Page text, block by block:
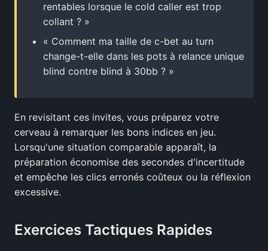
rentables lorsque le cold caller est trop
collant ? »
« Comment ma taille de c-bet au turn
change-t-elle dans les pots à relance unique
blind contre blind à 30bb ? »
En revisitant ces invites, vous préparez votre
cerveau à remarquer les bons indices en jeu.
Lorsqu'une situation comparable apparaît, la
préparation économise des secondes d'incertitude
et empêche les clics erronés coûteux ou la réflexion
excessive.
Exercices Tactiques Rapides